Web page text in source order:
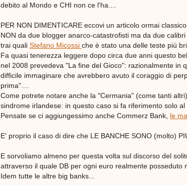
debito al Mondo e CHI non ce l'ha....
PER NON DIMENTICARE eccovi un articolo ormai
NON da due blogger anarco-catastrofisti ma da due
trai quali Stefano Micossi che è stato una delle teste più
Fa quasi tenerezza leggere dopo circa due anni questo
nel 2008 prevedeva "La fine del Gioco": razionalmente in
difficile immaginare che avrebbero avuto il coraggio di
prima"....
Come potrete notare anche la "Cermania" (come tanti
sindrome irlandese: in questo caso si fa riferimento solo
Pensate se ci aggiungessimo anche Commerz Bank, le
E' proprio il caso di dire che LE BANCHE SONO (molto)
E sorvoliamo almeno per questa volta sul discorso del
attraverso il quale DB per ogni euro realmente posseduto
Idem tutte le altre big banks...